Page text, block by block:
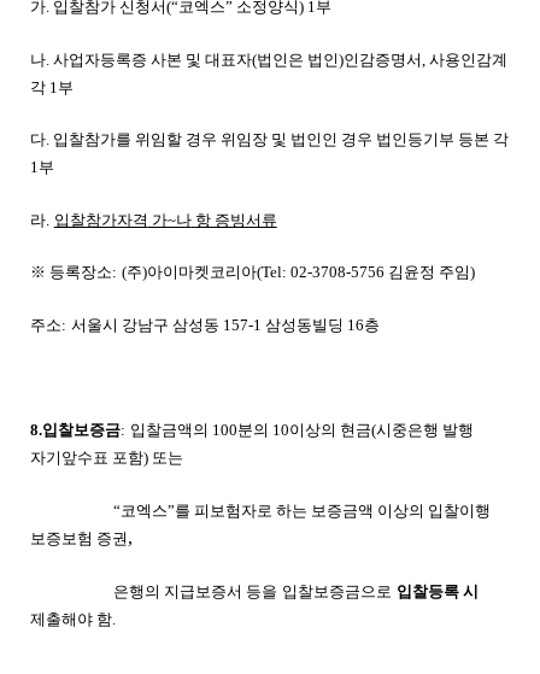
가. 입찰참가 신청서(“코엑스” 소정양식) 1부
나. 사업자등록증 사본 및 대표자(법인은 법인)인감증명서, 사용인감계
각 1부
다. 입찰참가를 위임할 경우 위임장 및 법인인 경우 법인등기부 등본 각
1부
라. 입찰참가자격 가~나 항 증빙서류
※ 등록장소: (주)아이마켓코리아(Tel: 02-3708-5756 김윤정 주임)
주소: 서울시 강남구 삼성동 157-1 삼성동빌딩 16층
8.입찰보증금: 입찰금액의 100분의 10이상의 현금(시중은행 발행
자기앞수표 포함) 또는
“코엑스”를 피보험자로 하는 보증금액 이상의 입찰이행
보증보험 증권 ,
은행의 지급보증서 등을 입찰보증금으로 입찰등록 시
제출해야 함.